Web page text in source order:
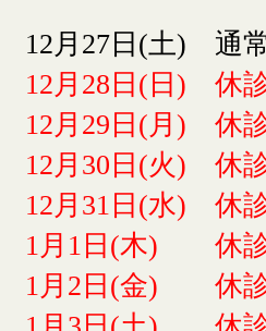
12月27日(土) 通
12月28日(日) 休
12月29日(月) 休
12月30日(火) 休
12月31日(水) 休
1月1日(木) 休
1月2日(金) 休